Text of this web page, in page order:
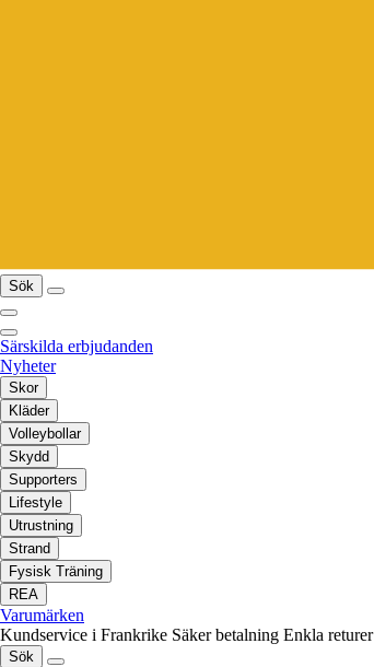
Sök
Särskilda erbjudanden
Nyheter
Skor
Kläder
Volleybollar
Skydd
Supporters
Lifestyle
Utrustning
Strand
Fysisk Träning
REA
Varumärken
Kundservice i Frankrike Säker betalning Enkla returer
Sök